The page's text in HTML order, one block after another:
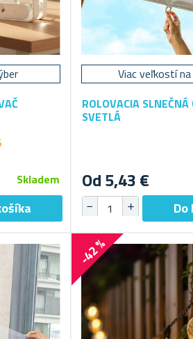
Skladem
Viac veľkostí
ROLOVACIA SLNEČNÁ
SVETLÁ
Od 5,43 €
-42 %